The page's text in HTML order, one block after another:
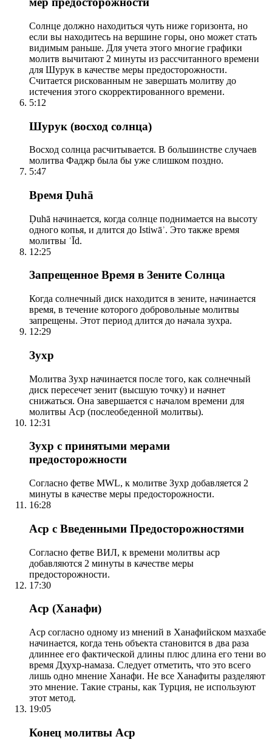
Солнце должно находиться чуть ниже горизонта, но
если вы находитесь на вершине горы, оно может стать
видимым раньше. Для учета этого многие графики
молитв вычитают 2 минуты из рассчитанного времени
для Шурук в качестве меры предосторожности.
Считается рискованным не завершать молитву до
истечения этого скорректированного времени.
5:12
Шурук (восход солнца)
Восход солнца расчитывается. В большинстве случаев
молитва Фаджр была бы уже слишком поздно.
5:47
Время Ḍuhā
Ḍuhā начинается, когда солнце поднимается на высоту
одного копья, и длится до Istiwāʾ. Это также время
молитвы ʿĪd.
12:25
Запрещенное Время в Зените Солнца
Когда солнечный диск находится в зените, начинается
время, в течение которого добровольные молитвы
запрещены. Этот период длится до начала зухра.
12:29
Зухр
Молитва Зухр начинается после того, как солнечный
диск пересечет зенит (высшую точку) и начнет
снижаться. Она завершается с началом времени для
молитвы Аср (послеобеденной молитвы).
12:31
Зухр с принятыми мерами
предосторожности
Согласно фетве MWL, к молитве Зухр добавляется 2
минуты в качестве меры предосторожности.
16:28
Аср с Введенными Предосторожностями
Согласно фетве ВИЛ, к времени молитвы аср
добавляются 2 минуты в качестве меры
предосторожности.
17:30
Аср (Ханафи)
Аср согласно одному из мнений в Ханафийском мазхабе
начинается, когда тень объекта становится в два раза
длиннее его фактической длины плюс длина его тени во
время Дхухр-намаза. Следует отметить, что это всего
лишь одно мнение Ханафи. Не все Ханафиты разделяют
это мнение. Такие страны, как Турция, не используют
этот метод.
19:05
Конец молитвы Аср